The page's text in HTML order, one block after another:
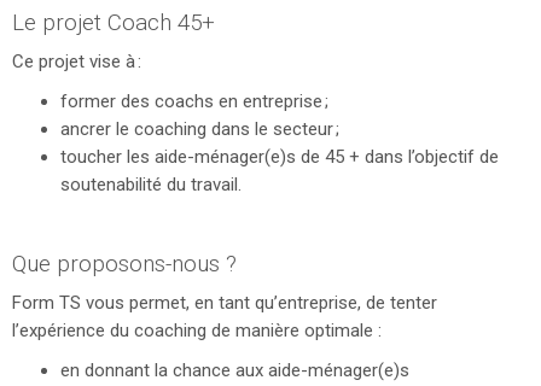
Le projet Coach 45+
Ce projet vise à :
former des coachs en entreprise ;
ancrer le coaching dans le secteur ;
toucher les aide-ménager(e)s de 45 + dans l’objectif de
soutenabilité du travail.
Que proposons-nous ?
Form TS vous permet, en tant qu’entreprise, de tenter
l’expérience du coaching de manière optimale :
en donnant la chance aux aide-ménager(e)s